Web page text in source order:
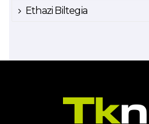
Ethazi Biltegia